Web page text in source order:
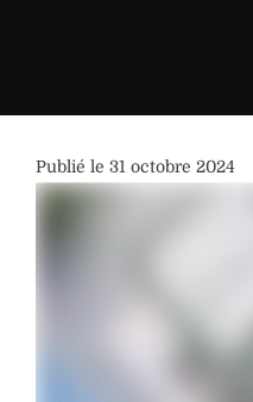
Publié le 31 octobre 2024